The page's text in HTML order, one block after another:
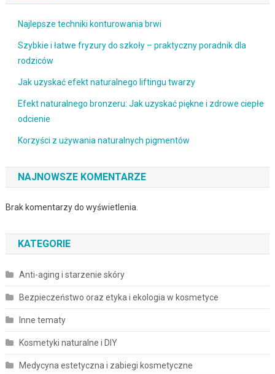
Najlepsze techniki konturowania brwi
Szybkie i łatwe fryzury do szkoły – praktyczny poradnik dla
rodziców
Jak uzyskać efekt naturalnego liftingu twarzy
Efekt naturalnego bronzeru: Jak uzyskać piękne i zdrowe ciepłe
odcienie
Korzyści z używania naturalnych pigmentów
NAJNOWSZE KOMENTARZE
Brak komentarzy do wyświetlenia.
KATEGORIE
Anti-aging i starzenie skóry
Bezpieczeństwo oraz etyka i ekologia w kosmetyce
Inne tematy
Kosmetyki naturalne i DIY
Medycyna estetyczna i zabiegi kosmetyczne